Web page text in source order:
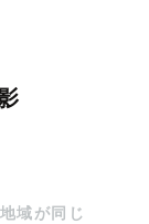
域が同じ